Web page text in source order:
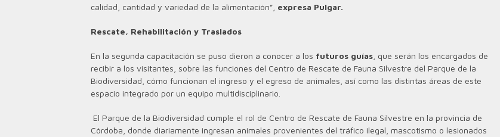
calidad, cantidad y variedad de la alimentación”, expresa Pulgar.
Rescate, Rehabilitación y Traslados
En la segunda capacitación se puso dieron a conocer a los futuros guías , que serán los encargados de
recibir a los visitantes, sobre las funciones del Centro de Rescate de Fauna Silvestre del Parque de la
Biodiversidad, cómo funcionan el ingreso y el egreso de animales, así como las distintas áreas de este
espacio integrado por un equipo multidisciplinario.
El Parque de la Biodiversidad cumple el rol de Centro de Rescate de Fauna Silvestre en la provincia de
Córdoba, donde diariamente ingresan animales provenientes del tráfico ilegal, mascotismo o lesionados